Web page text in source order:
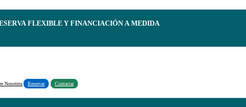
FLEXIBLE Y FINANCIACIÓN A MEDIDA
Nosotros Reservar Contactar